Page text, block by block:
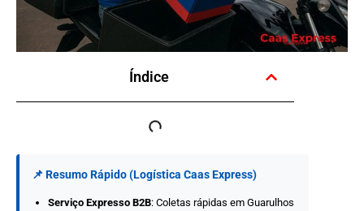
Índice
📌 Resumo Rápido (Logística Caas Express)
Serviço Expresso B2B: Coletas rápidas em Guarulhos